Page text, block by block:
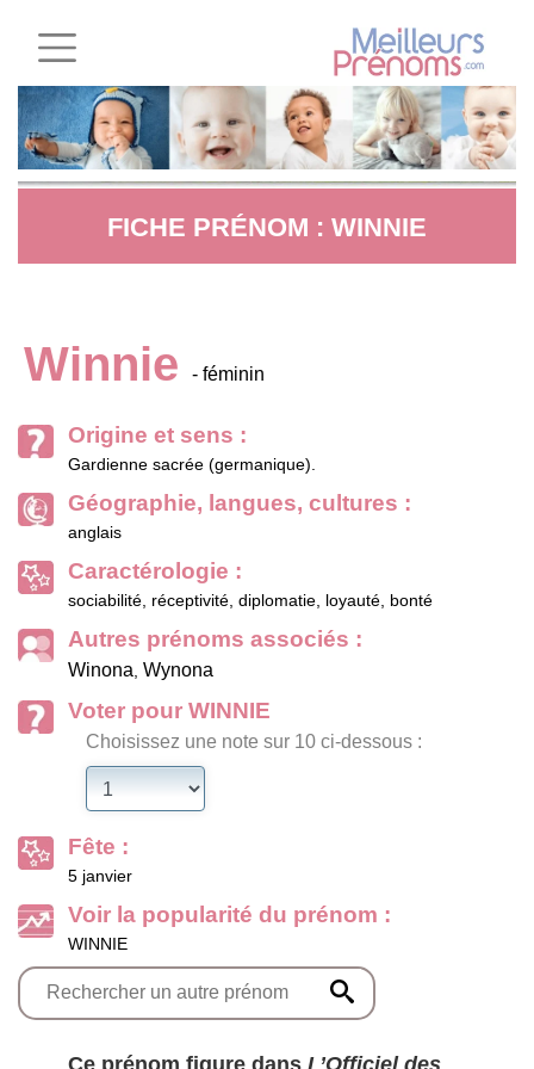
FICHE PRÉNOM : WINNIE
Winnie - féminin
Origine et sens :
Gardienne sacrée (germanique).
Géographie, langues, cultures :
anglais
Caractérologie :
sociabilité, réceptivité, diplomatie, loyauté, bonté
Autres prénoms associés :
Winona, Wynona
Voter pour WINNIE
Choisissez une note sur 10 ci-dessous :
Fête :
5 janvier
Voir la popularité du prénom :
WINNIE